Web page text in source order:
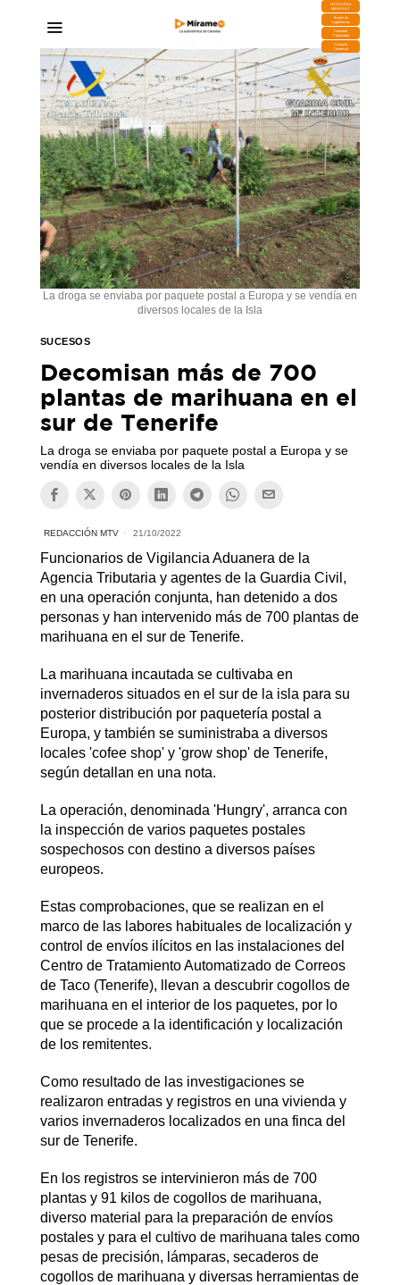
DESCARGA
MIRAPLAY
Buzón de
Sugerencias
Contratar
Publicidad
Contacto
Comercial
La droga se enviaba por paquete postal a Europa y se vendía en
diversos locales de la Isla
SUCESOS
Decomisan más de 700
plantas de marihuana en el
sur de Tenerife
La droga se enviaba por paquete postal a Europa y se
vendía en diversos locales de la Isla
REDACCIÓN MTV 21/10/2022
Funcionarios de Vigilancia Aduanera de la
Agencia Tributaria y agentes de la Guardia Civil,
en una operación conjunta, han detenido a dos
personas y han intervenido más de 700 plantas de
marihuana en el sur de Tenerife.
La marihuana incautada se cultivaba en
invernaderos situados en el sur de la isla para su
posterior distribución por paquetería postal a
Europa, y también se suministraba a diversos
locales 'cofee shop' y 'grow shop' de Tenerife,
según detallan en una nota.
La operación, denominada 'Hungry', arranca con
la inspección de varios paquetes postales
sospechosos con destino a diversos países
europeos.
Estas comprobaciones, que se realizan en el
marco de las labores habituales de localización y
control de envíos ilícitos en las instalaciones del
Centro de Tratamiento Automatizado de Correos
de Taco (Tenerife), llevan a descubrir cogollos de
marihuana en el interior de los paquetes, por lo
que se procede a la identificación y localización
de los remitentes.
Como resultado de las investigaciones se
realizaron entradas y registros en una vivienda y
varios invernaderos localizados en una finca del
sur de Tenerife.
En los registros se intervinieron más de 700
plantas y 91 kilos de cogollos de marihuana,
diverso material para la preparación de envíos
postales y para el cultivo de marihuana tales como
pesas de precisión, lámparas, secaderos de
cogollos de marihuana y diversas herramientas de